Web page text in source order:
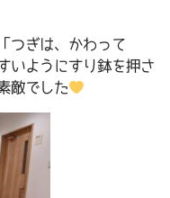
つぎは、かわって
いようにすり鉢を押さ
敵でした